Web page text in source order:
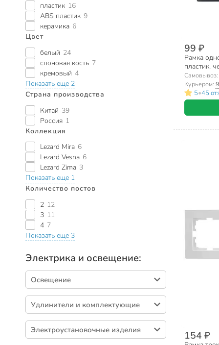
пластик 16
ABS пластик 9
керамика 6
Цвет
белый 24
слоновая кость 7
кремовый 4
Показать еще 2
Страна производства
Китай 39
Россия 1
Коллекция
Lezard Mira 6
Lezard Vesna 6
Lezard Zima 3
Показать еще 1
Количество постов
2 12
3 11
4 7
Показать еще 3
Электрика и освещение:
Освещение
Лампы светодиодные (344)
Светильники настенные и потолочные
(208)
Светильники настольные и напольные (84)
Удлинители и комплектующие
Удлинители бытовые (205)
Сетевые фильтры (51)
Электроустановочные изделия
99 ₽
Рамка
пластик,
Lezard,
Самовывоз:
Курьером:
5•45
154 ₽